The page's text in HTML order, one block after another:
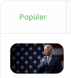
Popüler